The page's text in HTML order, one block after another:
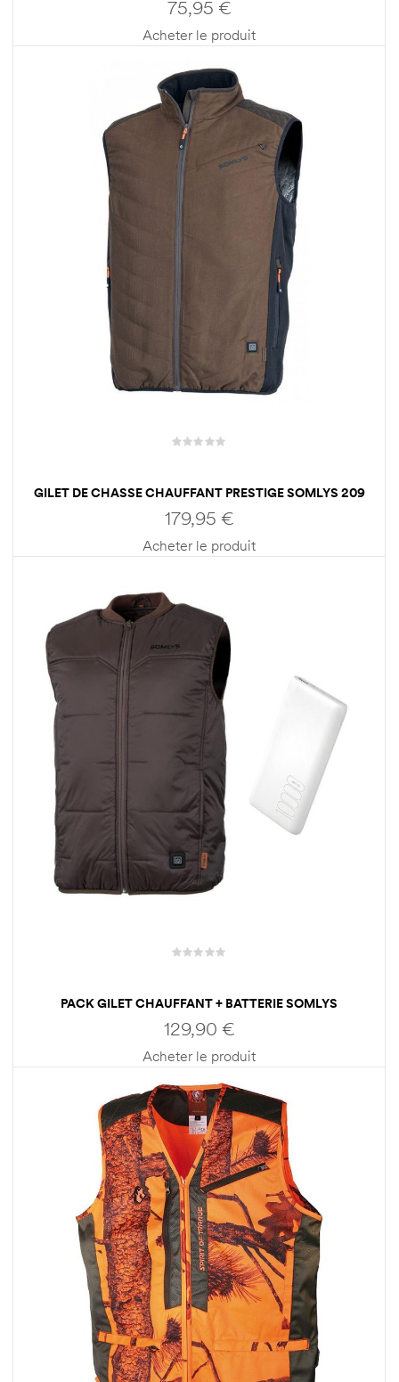
75,95 €
Acheter le produit
GILET DE CHASSE CHAUFFANT PRESTIGE SOMLYS 209
179,95 €
Acheter le produit
PACK GILET CHAUFFANT + BATTERIE SOMLYS
THERMOSHIELD 217
129,90 €
Acheter le produit